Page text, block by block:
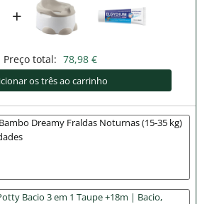
+
Preço total: 78,98 €
os três ao carrinho
Bambo Dreamy Fraldas Noturnas (15-35 kg)
Bacio 3 em 1 Taupe +18m | Bacio,